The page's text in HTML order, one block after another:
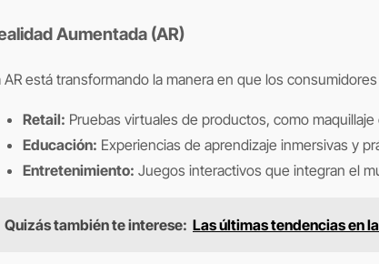
Aumentada (AR)
AR está transformando la manera en que los
Retail: Pruebas virtuales de productos, como maquillaje
Educación: Experiencias de aprendizaje inmersivas y
Entretenimiento: Juegos interactivos que integran el
Quizás también te interese: Las últimas tendencias en